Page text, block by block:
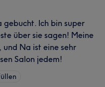
gebucht. Ich bin super
über sie sagen! Meine
Na ist eine sehr
Salon jedem!